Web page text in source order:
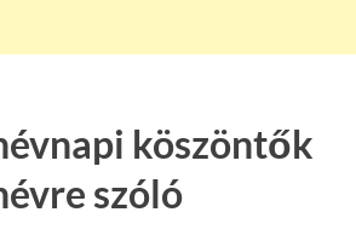
köszöntők
szóló